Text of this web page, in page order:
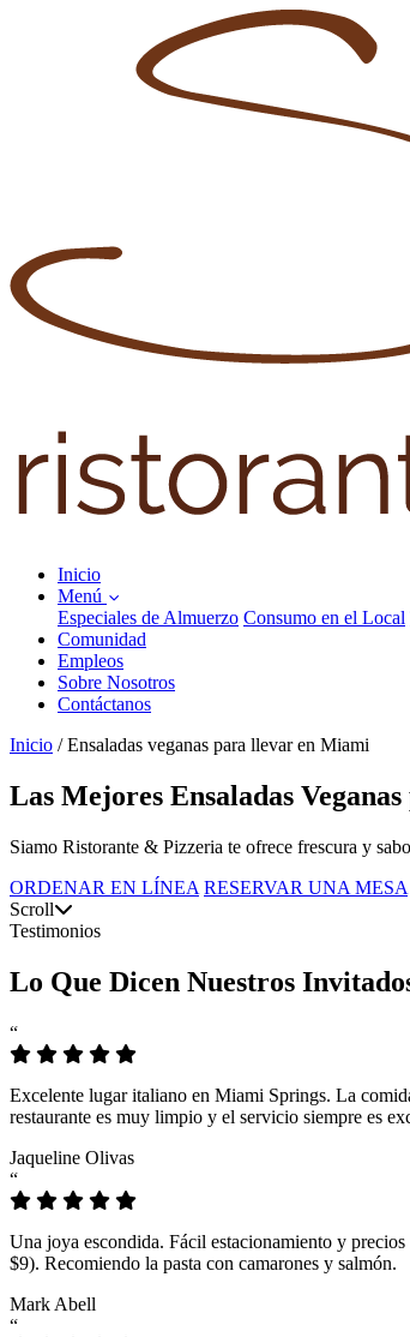
Inicio
Menú
Especiales de Almuerzo Consumo en el Local
Comunidad
Empleos
Sobre Nosotros
Contáctanos
Inicio / Ensaladas veganas para llevar en Miami
Las Mejores Ensaladas
Siamo Ristorante & Pizzeria te ofrece frescura y
ORDENAR EN LÍNEA RESERVAR UNA MESA
Scroll
Testimonios
Lo Que Dicen Nuestros
“
Excelente lugar italiano en Miami Springs. La
restaurante es muy limpio y el servicio siempre es
Jaqueline Olivas
“
Una joya escondida. Fácil estacionamiento y
$9). Recomiendo la pasta con camarones y salmón.
Mark Abell
“